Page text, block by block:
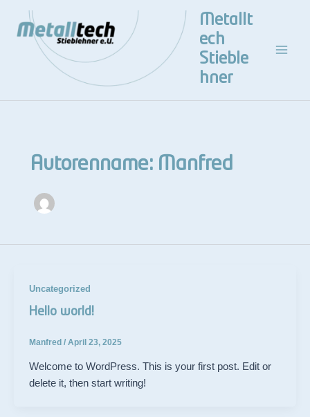
Inhalt
springen
Metallt
ech
Stieble
hner
Autorenname: Manfred
Uncategorized
Hello world!
Manfred / April 23, 2025
Welcome to WordPress. This is your first post. Edit or
delete it, then start writing!